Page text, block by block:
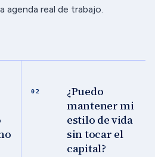
agenda real de trabajo.
02
¿Puedo
mantener mi
estilo de vida
sin tocar el
capital?